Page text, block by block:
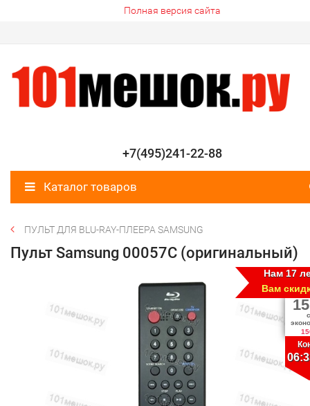
Полная версия сайта
+7(495)241-22-88
Каталог товаров
ПУЛЬТ ДЛЯ BLU-RAY-ПЛЕЕРА SAMSUNG
Пульт Samsung 00057C (оригинальный)
Нам 17
Вам
15